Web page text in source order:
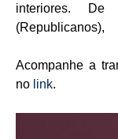
interiores. De
(Republicanos),
Acompanhe a
no link.